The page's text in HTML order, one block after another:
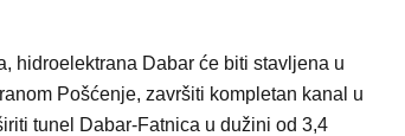
hidroelektrana Dabar će biti stavljena u
Pošćenje, završiti kompletan kanal u
tunel Dabar-Fatnica u dužini od 3,4